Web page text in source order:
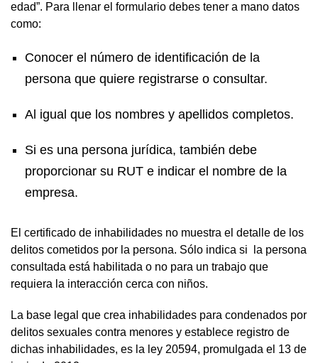
edad”. Para llenar el formulario debes tener a mano datos
como:
Conocer el número de identificación de la
persona que quiere registrarse o consultar.
Al igual que los nombres y apellidos completos.
Si es una persona jurídica, también debe
proporcionar su RUT e indicar el nombre de la
empresa.
El certificado de inhabilidades no muestra el detalle de los
delitos cometidos por la persona. Sólo indica si la persona
consultada está habilitada o no para un trabajo que
requiera la interacción cerca con niños.
La base legal que crea inhabilidades para condenados por
delitos sexuales contra menores y establece registro de
dichas inhabilidades, es la ley 20594, promulgada el 13 de